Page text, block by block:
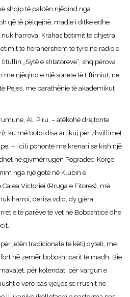
shqip të paktën njëqind nga
që të pëlqejnë, madje i ditke edhe
harrova. Krahas botimit të dhjetra
të herahershëm të tyre në radio e
„Sytë e shtatoreve”, shqipërova
me njëqind e një sonete të Eftimiut, në
Pejës, me parathënie të akademikut
Al. Piru, – atëkohë drejtonte
ku më botoi disa artikuj për zhvillimet
– i cili pohonte me krenari se kish një
në gjymërrugën Pogradec-Korçë,
nga një gotë në Klubin e
Victoriei (Rruga e Fitores), më
harroi, derisa vdiq, dy gjëra:
e të parëve të vet në Boboshticë dhe
jetën tradicionale të këtij qyteti, me
në zemër boboshticarit të madh. Bie
për kolendat, për vargun e
e verë pas vjeljes së rrushit në